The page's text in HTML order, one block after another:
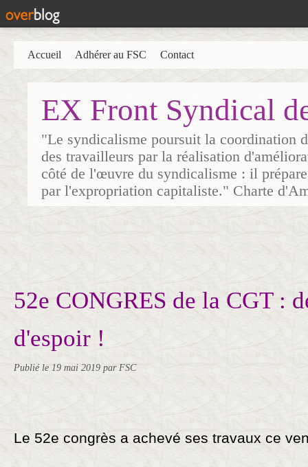
EX Front Syndical
"Le syndicalisme poursuit la coordination
des travailleurs par la réalisation
côté de l'œuvre du syndicalisme : il
par l'expropriation capitaliste." Charte
Accueil Adhérer au FSC Contact
52e CONGRES de la CGT :
d'espoir !
Publié le 19 mai 2019 par FSC
Le 52e congrès a achevé ses travaux ce